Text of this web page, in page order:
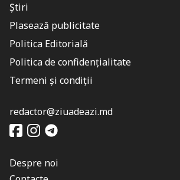
Știri
Plasează publicitate
Politica Editorială
Politica de confidențialitate
Termeni și condiții
redactor@ziuadeazi.md
Despre noi